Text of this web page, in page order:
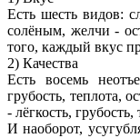
Есть шесть видов:
солёным, желчи -
того, каждый вкус
2) Качества
Есть восемь
грубость, теплота,
- лёгкость, грубость,
И наоборот,